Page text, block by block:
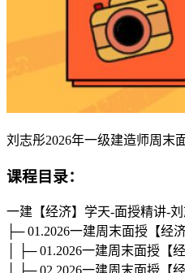
刘志彤2026年一级建造师周末
课程目录：
一建【经济】学天-面授精讲-刘
├─ 01.2026一建周末面授【经
│ ├─ 01.2026一建周末面授【